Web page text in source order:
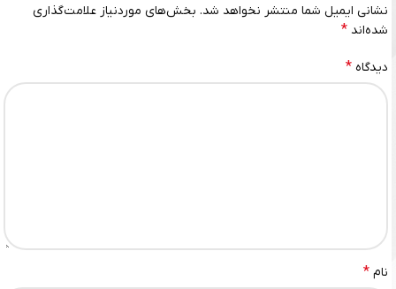
نشانی ایمیل شما منتشر نخواهد شد. بخش‌های موردنیاز علامت‌گذاری
شده‌اند *
دیدگاه *
نام *